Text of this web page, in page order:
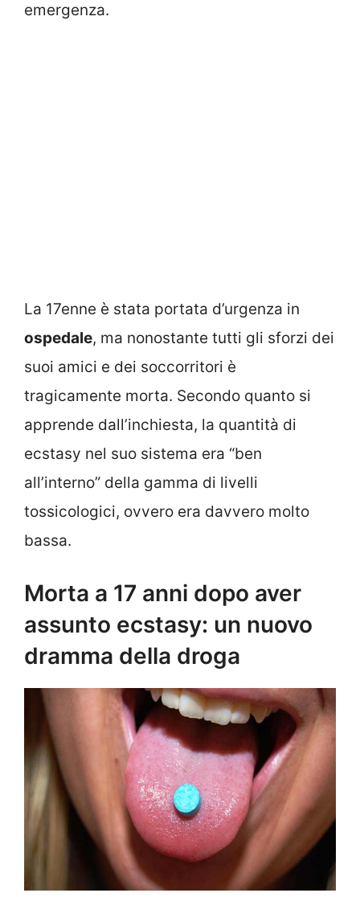
emergenza.
La 17enne è stata portata d’urgenza in
ospedale, ma nonostante tutti gli sforzi dei
suoi amici e dei soccorritori è
tragicamente morta. Secondo quanto si
apprende dall’inchiesta, la quantità di
ecstasy nel suo sistema era “ben
all’interno” della gamma di livelli
tossicologici, ovvero era davvero molto
bassa.
Morta a 17 anni dopo aver
assunto ecstasy: un nuovo
dramma della droga